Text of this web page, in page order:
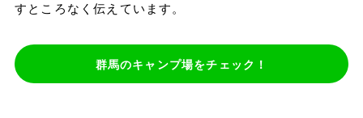
すところなく伝えています。
群馬のキャンプ場をチェック！